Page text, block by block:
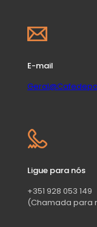
E-mail
Ligue para nós
+351 928 053 149
(Chamada para